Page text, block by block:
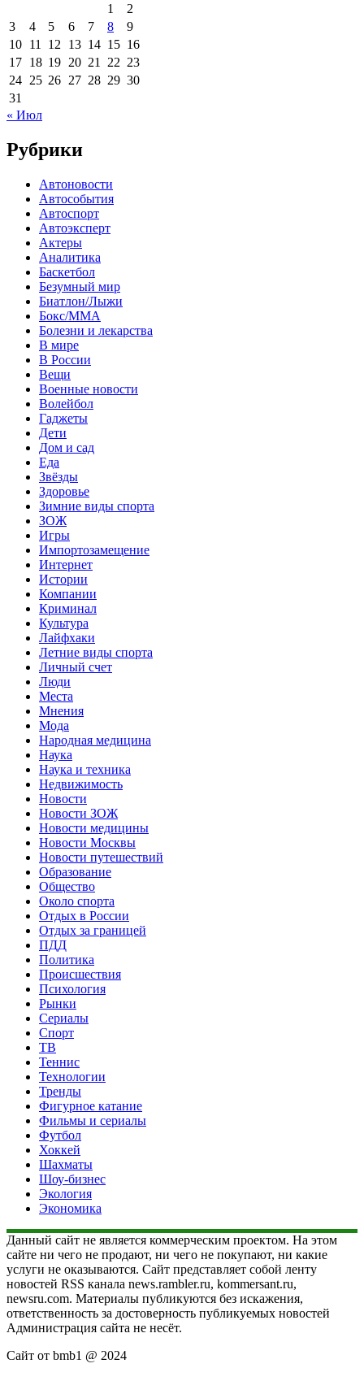
1
2
3
4 5 6 7 8
9
10 11 12 13 14 15 16
17 18 19 20 21 22 23
24 25 26 27 28 29 30
31
« Июл
Рубрики
Автоновости
Автособытия
Автоспорт
Автоэксперт
Актеры
Аналитика
Баскетбол
Безумный мир
Биатлон/Лыжи
Бокс/MMA
Болезни и лекарства
В мире
В России
Вещи
Военные новости
Волейбол
Гаджеты
Дети
Дом и сад
Еда
Звёзды
Здоровье
Зимние виды спорта
ЗОЖ
Игры
Импортозамещение
Интернет
Истории
Компании
Криминал
Культура
Лайфхаки
Летние виды спорта
Личный счет
Люди
Места
Мнения
Мода
Народная медицина
Наука
Наука и техника
Недвижимость
Новости
Новости ЗОЖ
Новости медицины
Новости Москвы
Новости путешествий
Образование
Общество
Около спорта
Отдых в России
Отдых за границей
ПДД
Политика
Происшествия
Психология
Рынки
Сериалы
Спорт
ТВ
Теннис
Технологии
Тренды
Фигурное катание
Фильмы и сериалы
Футбол
Хоккей
Шахматы
Шоу-бизнес
Экология
Экономика
Данный сайт не является коммерческим проектом. На этом
сайте ни чего не продают, ни чего не покупают, ни какие
услуги не оказываются. Сайт представляет собой ленту
новостей RSS канала news.rambler.ru, kommersant.ru,
newsru.com. Материалы публикуются без искажения,
ответственность за достоверность публикуемых новостей
Администрация сайта не несёт.
Сайт от bmb1 @ 2024